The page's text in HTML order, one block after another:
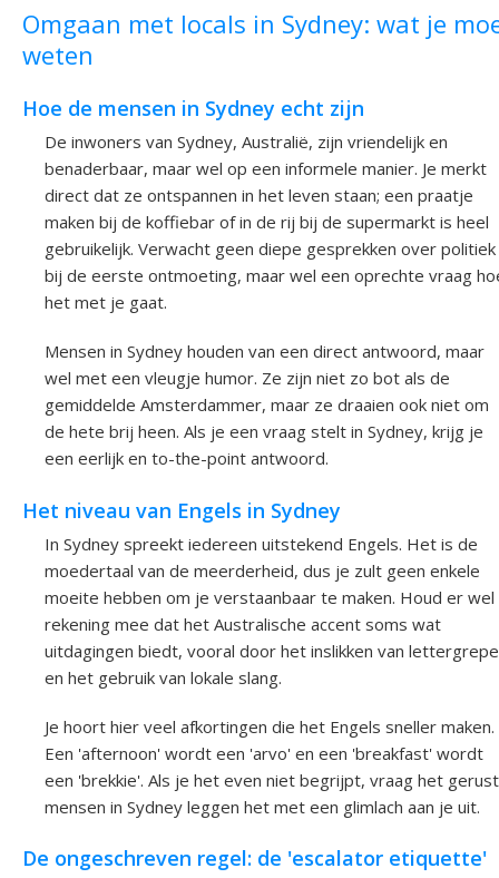
Omgaan met locals in Sydney: wat je
weten
Hoe de mensen in Sydney echt zijn
De inwoners van Sydney, Australië, zijn vriendelijk en
benaderbaar, maar wel op een informele manier. Je merkt
direct dat ze ontspannen in het leven staan; een praatje
maken bij de koffiebar of in de rij bij de supermarkt is heel
gebruikelijk. Verwacht geen diepe gesprekken over politiek
bij de eerste ontmoeting, maar wel een oprechte vraag
het met je gaat.
Mensen in Sydney houden van een direct antwoord, maar
wel met een vleugje humor. Ze zijn niet zo bot als de
gemiddelde Amsterdammer, maar ze draaien ook niet om
de hete brij heen. Als je een vraag stelt in Sydney, krijg je
een eerlijk en to-the-point antwoord.
Het niveau van Engels in Sydney
In Sydney spreekt iedereen uitstekend Engels. Het is de
moedertaal van de meerderheid, dus je zult geen enkele
moeite hebben om je verstaanbaar te maken. Houd er wel
rekening mee dat het Australische accent soms wat
uitdagingen biedt, vooral door het inslikken van
en het gebruik van lokale slang.
Je hoort hier veel afkortingen die het Engels sneller maken.
Een 'afternoon' wordt een 'arvo' en een 'breakfast' wordt
een 'brekkie'. Als je het even niet begrijpt, vraag het
mensen in Sydney leggen het met een glimlach aan je uit.
De ongeschreven regel: de 'escalator etiquette'